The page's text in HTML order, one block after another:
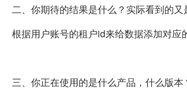
二、你期待的结果是什么？实际看到的又
根据用户账号的租户id来给数据添加对应
三、你正在使用的是什么产品，什么版